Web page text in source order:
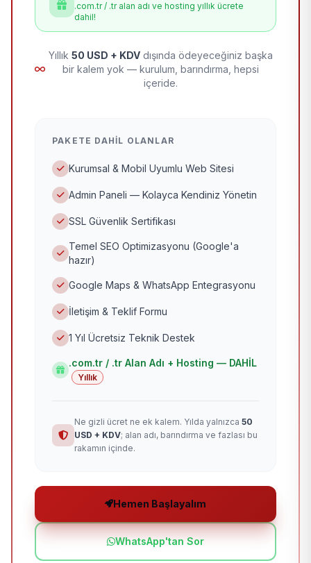
.com.tr / .tr alan adı ve hosting yıllık ücrete
dahil!
Yıllık 50 USD + KDV dışında ödeyeceğiniz başka
bir kalem yok — kurulum, barındırma, hepsi
içeride.
PAKETE DAHIL OLANLAR
Kurumsal & Mobil Uyumlu Web Sitesi
Admin Paneli — Kolayca Kendiniz Yönetin
SSL Güvenlik Sertifikası
Temel SEO Optimizasyonu (Google'a
hazır)
Google Maps & WhatsApp Entegrasyonu
İletişim & Teklif Formu
1 Yıl Ücretsiz Teknik Destek
.com.tr / .tr Alan Adı + Hosting — DAHİL
Yıllık
Ne gizli ücret ne ek kalem. Yılda yalnızca 50
USD + KDV; alan adı, barındırma ve fazlası bu
rakamın içinde.
Hemen Başlayalım
WhatsApp'tan Sor